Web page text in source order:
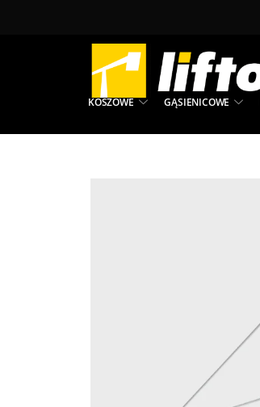
KOSZOWE GĄSIENICOWE